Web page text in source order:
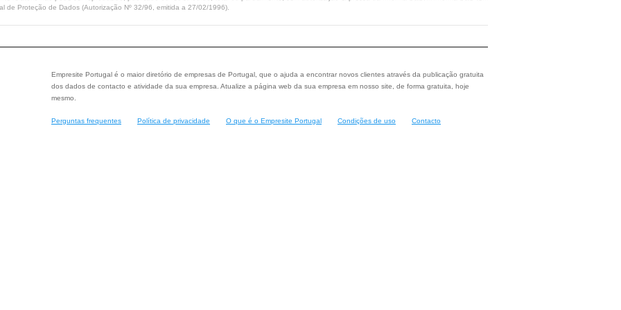
de Proteção de Dados (Autorização Nº 32/96, emitida a 27/02/1996).
Empresite Portugal é o maior diretório de empresas de Portugal, que o ajuda a encontrar novos clientes através da publicação gratuita
dos dados de contacto e atividade da sua empresa. Atualize a página web da sua empresa em nosso site, de forma gratuita, hoje
mesmo.
Perguntas frequentes Política de privacidade O que é o Empresite Portugal Condições de uso Contacto